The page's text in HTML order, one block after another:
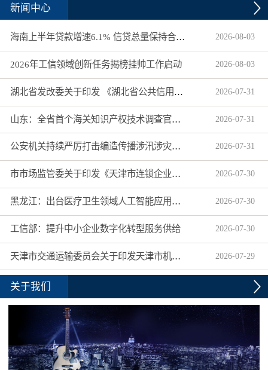
新闻中心
海南上半年贷款增速6.1% 信贷总量保持合理平稳增长 2026-08-03
2026年工信领域创新任务揭榜挂帅工作启动 2026-08-03
湖北省发改委关于印发 《湖北省公共信用信息目录（2026年版）》的通知 2026-07-31
山东：全省首个海关知识产权技术调查官制度落地济南自贸片区 2026-07-31
公安机关持续严厉打击编造传播涉汛涉灾网络谣言 2026-07-31
市市场监管委关于印发《天津市连锁企业食品经营许可“先证后核”信用承诺审批实施办法》的通知 2026-07-30
黑龙江：出台医疗卫生领域人工智能应用工作实施方案 2026-07-30
工信部：提升中小企业数字化转型服务供给 2026-07-30
天津市交通运输委员会关于印发天津市机动车驾驶员培训机构及教练员综合信用评价管理办法的通知 2026-07-29
关于我们